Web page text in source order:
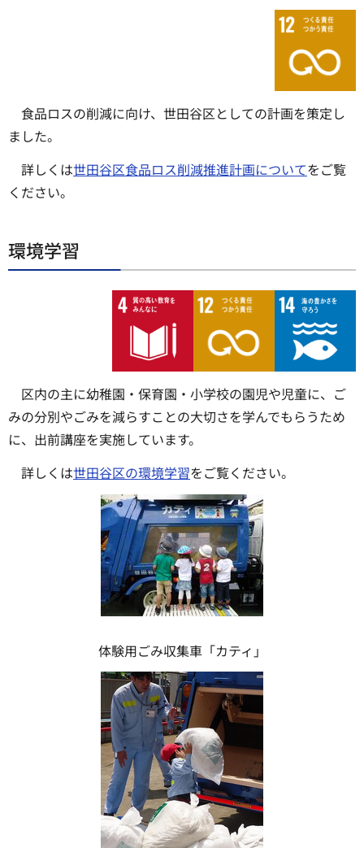
食品ロスの削減に向け、世田谷区としての計画を策定し
ました。
詳しくは世田谷区食品ロス削減推進計画についてをご覧
ください。
環境学習
区内の主に幼稚園・保育園・小学校の園児や児童に、ご
みの分別やごみを減らすことの大切さを学んでもらうため
に、出前講座を実施しています。
詳しくは世田谷区の環境学習をご覧ください。
体験用ごみ収集車「カティ」